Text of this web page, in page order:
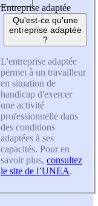
Entreprise adaptée
Qu'est-ce qu'une
entreprise adaptée
?
L'entreprise adaptée
permet à un travailleur
en situation de
handicap d'exercer
une activité
professionnelle dans
des conditions
adaptées à ses
capacités. Pour en
savoir plus, consultez
le site de l’UNEA.